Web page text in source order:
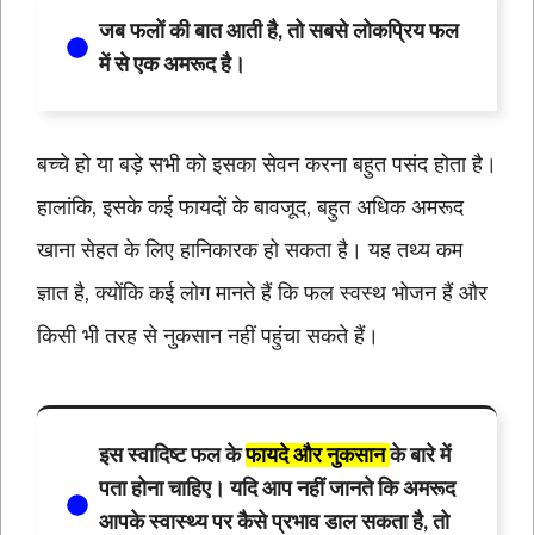
जब फलों की बात आती है, तो सबसे लोकप्रिय फल
में से एक अमरूद है।
बच्चे हो या बड़े सभी को इसका सेवन करना बहुत पसंद होता है।
हालांकि, इसके कई फायदों के बावजूद, बहुत अधिक अमरूद
खाना सेहत के लिए हानिकारक हो सकता है। यह तथ्य कम
ज्ञात है, क्योंकि कई लोग मानते हैं कि फल स्वस्थ भोजन हैं और
किसी भी तरह से नुकसान नहीं पहुंचा सकते हैं।
इस स्वादिष्ट फल केफायदे और नुकसानके बारे में
पता होना चाहिए। यदि आप नहीं जानते कि अमरूद
आपके स्वास्थ्य पर कैसे प्रभाव डाल सकता है, तो